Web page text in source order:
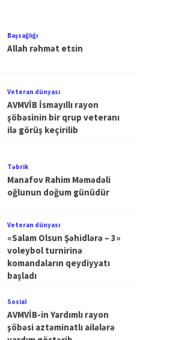
Başsağlığı
Allah rəhmət etsin
Veteran dünyası
AVMVİB İsmayıllı rayon
şöbəsinin bir qrup veteranı
ilə görüş keçirilib
Təbrik
Manafov Rahim Məmədəli
oğlunun doğum günüdür
Veteran dünyası
«Salam Olsun Şəhidlərə – 3»
voleybol turnirinə
komandaların qeydiyyatı
başladı
Sosial
AVMVİB-in Yardımlı rayon
şöbəsi aztəminatlı ailələrə